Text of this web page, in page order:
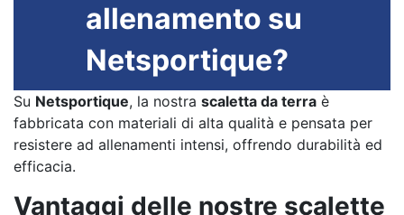
allenamento su
Netsportique?
Su Netsportique, la nostra scaletta da terra è
fabbricata con materiali di alta qualità e pensata per
resistere ad allenamenti intensi, offrendo durabilità ed
efficacia.
Vantaggi delle nostre scalette